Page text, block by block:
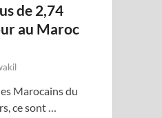
de 2,74
au Maroc
Marocains du
ce sont …